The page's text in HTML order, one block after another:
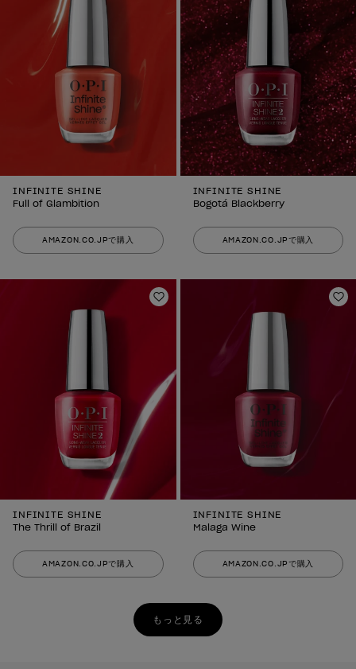
INFINITE SHINE
Full of Glambition
AMAZON.CO.JPで購入
INFINITE SHINE
Bogotá Blackberry
AMAZON.CO.JPで購入
ほしいものリストに追加
INFINITE SHINE
The Thrill of Brazil
AMAZON.CO.JPで購入
ほ
INFINITE SHINE
Malaga Wine
AMAZON.CO.JPで購入
もっと見る